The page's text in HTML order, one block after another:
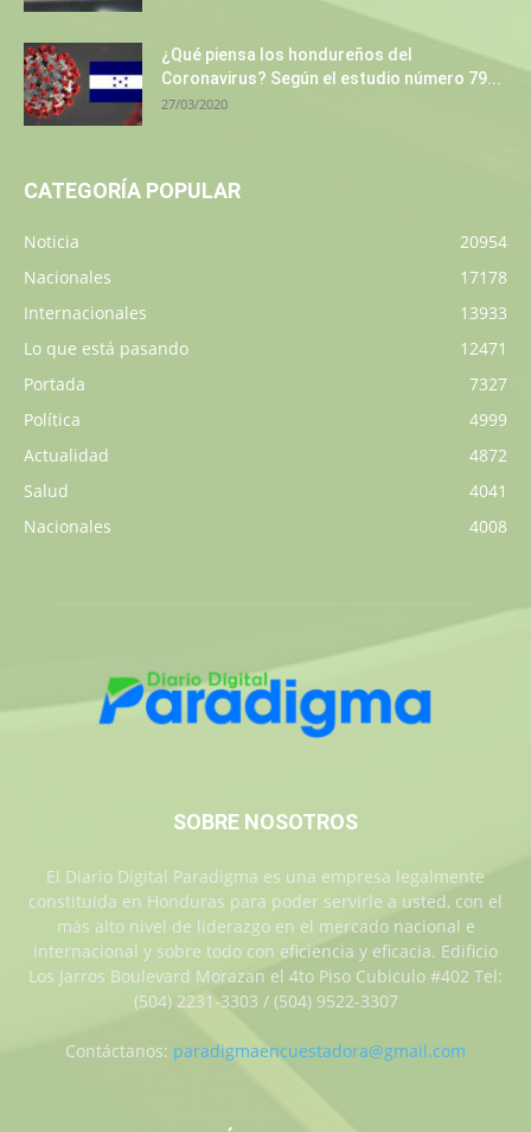
¿Qué piensa los hondureños del
Coronavirus? Según el estudio número 79...
27/03/2020
CATEGORÍA POPULAR
Noticia
20954
Nacionales
17178
Internacionales
13933
Lo que está pasando
12471
Portada
7327
Política
4999
Actualidad
4872
Salud
4041
Nacionales
4008
SOBRE NOSOTROS
El Diario Digital Paradigma es una empresa legalmente
constituida en Honduras para poder servirle a usted, con el
más alto nivel de liderazgo en el mercado nacional e
internacional y sobre todo con eficiencia y eficacia. Edificio
Los Jarros Boulevard Morazan el 4to Piso Cubiculo #402 Tel:
(504) 2231-3303 / (504) 9522-3307
Contáctanos: paradigmaencuestadora@gmail.com